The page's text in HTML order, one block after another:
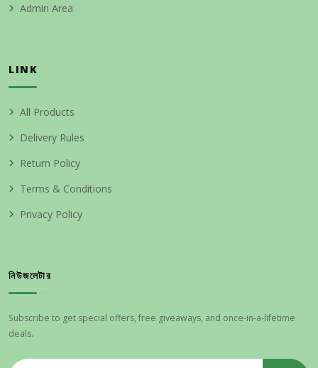
Admin Area
LINK
All Products
Delivery Rules
Return Policy
Terms & Conditions
Privacy Policy
নিউজলেটার
Subscribe to get special offers, free giveaways, and once-in-a-lifetime
deals.